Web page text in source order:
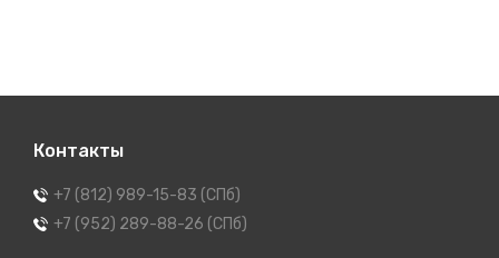
Контакты
+7 (812) 989-15-83 (СПб)
+7 (952) 289-88-26 (СПб)